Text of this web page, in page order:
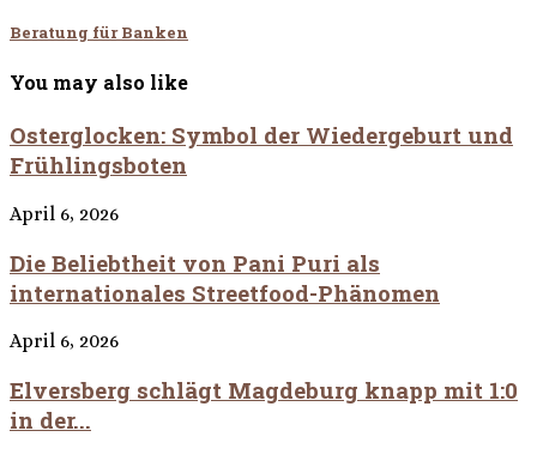
Beratung für Banken
You may also like
Osterglocken: Symbol der Wiedergeburt und
Frühlingsboten
April 6, 2026
Die Beliebtheit von Pani Puri als
internationales Streetfood-Phänomen
April 6, 2026
Elversberg schlägt Magdeburg knapp mit 1:0
in der...